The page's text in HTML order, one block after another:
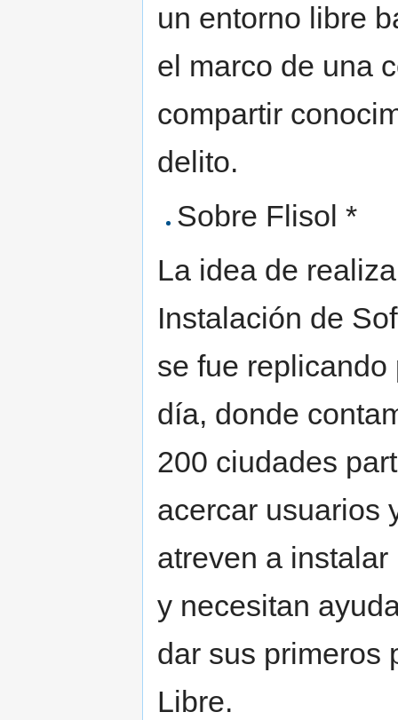
un entorno libre
el marco de una
compartir
delito.
Sobre Flisol *
La idea de
Instalación de
se fue
día, donde
200 ciudades
acercar usuarios
atreven a
y necesitan
dar sus primeros
Libre.